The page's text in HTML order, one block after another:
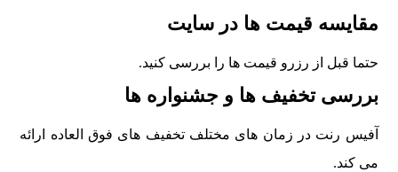
مقایسه قیمت ها در سایت
حتما قبل از رزرو قیمت ها را بررسی کنید.
بررسی تخفیف ها و جشنواره ها
آفیس رنت در زمان های مختلف تخفیف های فوق العاده ارائه
می کند.